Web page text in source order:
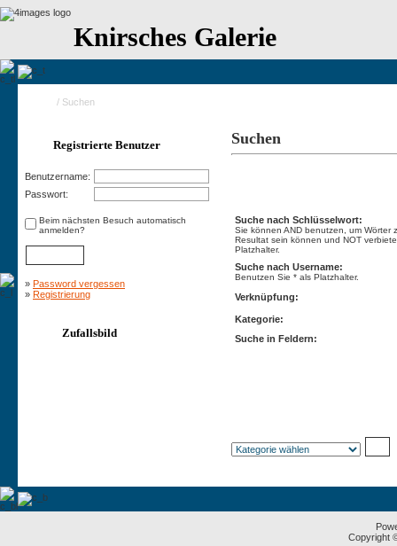
Knirsches Galerie
/ Suchen
Registrierte Benutzer
Benutzername:
Passwort:
Beim nächsten Besuch automatisch
anmelden?
» Password vergessen
» Registrierung
Zufallsbild
Suchen
Suche nach Schlüsselwort:
Sie können AND benutzen, um Wörter
Resultat sein können und NOT
Platzhalter.
Suche nach Username:
Benutzen Sie * als Platzhalter.
Verknüpfung:
Kategorie:
Suche in Feldern:
Copyright